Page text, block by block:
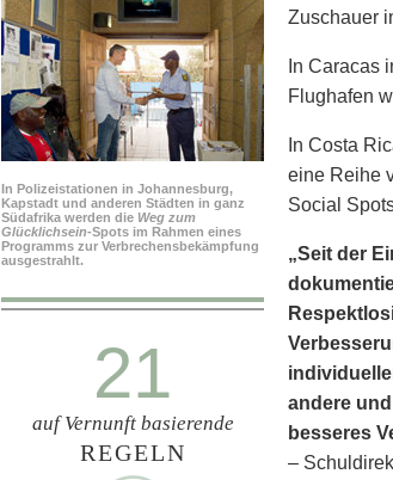
In Polizeistationen in Johannesburg,
Kapstadt und anderen Städten in ganz
Südafrika werden die Weg zum
Glücklichsein-Spots im Rahmen eines
Programms zur Verbrechensbekämpfung
ausgestrahlt.
Zuschauer
In Caracas
Flughafen
In Costa
eine Reihe
Social
21
auf Vernunft basierende
REGELN
„Seit der
andere
besseres
–